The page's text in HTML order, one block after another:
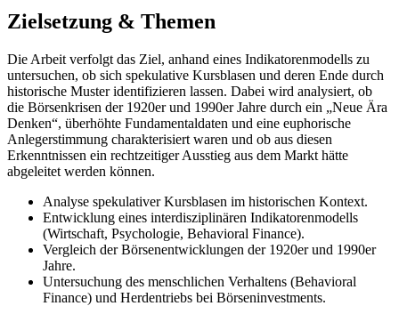
Zielsetzung & Themen
Die Arbeit verfolgt das Ziel, anhand eines Indikatorenmodells zu
untersuchen, ob sich spekulative Kursblasen und deren Ende durch
historische Muster identifizieren lassen. Dabei wird analysiert, ob
die Börsenkrisen der 1920er und 1990er Jahre durch ein „Neue Ära
Denken“, überhöhte Fundamentaldaten und eine euphorische
Anlegerstimmung charakterisiert waren und ob aus diesen
Erkenntnissen ein rechtzeitiger Ausstieg aus dem Markt hätte
abgeleitet werden können.
Analyse spekulativer Kursblasen im historischen Kontext.
Entwicklung eines interdisziplinären Indikatorenmodells
(Wirtschaft, Psychologie, Behavioral Finance).
Vergleich der Börsenentwicklungen der 1920er und 1990er
Jahre.
Untersuchung des menschlichen Verhaltens (Behavioral
Finance) und Herdentriebs bei Börseninvestments.